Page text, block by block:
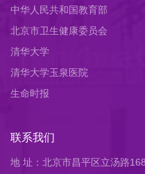
中华人民共和国教育部
北京市卫生健康委员会
清华大学
清华大学玉泉医院
生命时报
联系我们
地 址：北京市昌平区立汤路